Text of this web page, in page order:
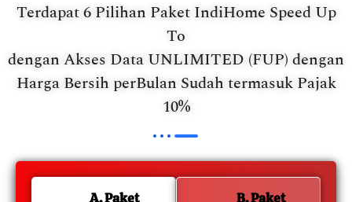
Terdapat 6 Pilihan Paket IndiHome Speed Up
To
dengan Akses Data UNLIMITED (FUP) dengan
Harga Bersih perBulan Sudah termasuk Pajak
10%
A. Paket
B. Paket